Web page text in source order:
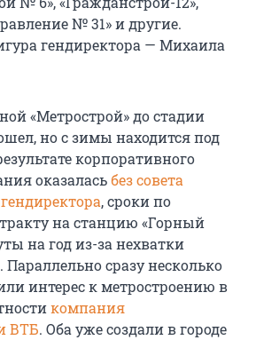
№ 31» и другие.
гендиректора — Михаила
«Метрострой» до стадии
но с зимы находится под
корпоративного
оказаласьбез совета
, сроки по
на станцию «Горный
на год из-за нехватки
сразу несколько
интерес к метростроению в
компания
ВТБ. Оба уже создали в городе